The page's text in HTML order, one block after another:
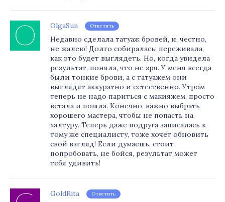
OlgaSun Ответить
Недавно сделала татуаж бровей, и, честно,
не жалею! Долго собиралась, переживала,
как это будет выглядеть. Но, когда увидела
результат, поняла, что не зря. У меня всегда
были тонкие брови, а с татуажем они
выглядят аккуратно и естественно. Утром
теперь не надо париться с макияжем, просто
встала и пошла. Конечно, важно выбрать
хорошего мастера, чтобы не попасть на
халтуру. Теперь даже подруга записалась к
тому же специалисту, тоже хочет обновить
свой взгляд! Если думаешь, стоит
попробовать, не бойся, результат может
тебя удивить!
GoldRita Ответить